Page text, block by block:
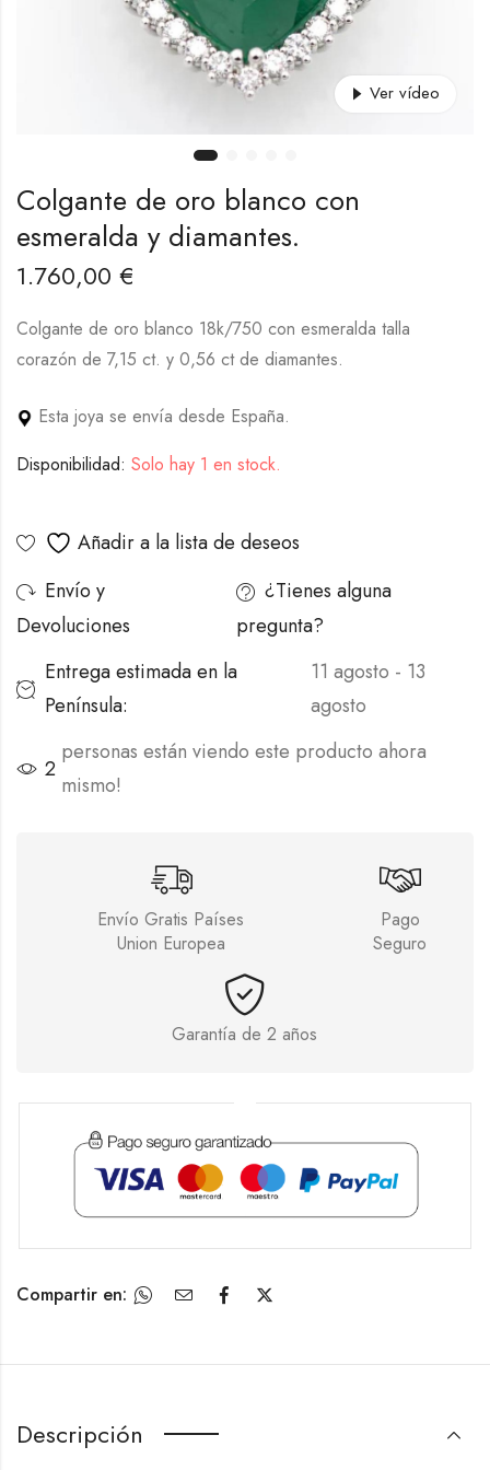
Ver vídeo
Colgante de oro blanco con
esmeralda y diamantes.
1.760,00 €
Colgante de oro blanco 18k/750 con esmeralda talla
corazón de 7,15 ct. y 0,56 ct de diamantes.
Esta joya se envía desde España.
Disponibilidad: Solo hay 1 en stock.
Añadir a la lista de deseos
Envío y
Devoluciones
¿Tienes alguna
pregunta?
Entrega estimada en la
Península:
11 agosto - 13
agosto
2
personas están viendo este producto ahora
mismo!
Envío Gratis Países
Union Europea
Pago
Seguro
Garantía de 2 años
Compartir en:
Descripción